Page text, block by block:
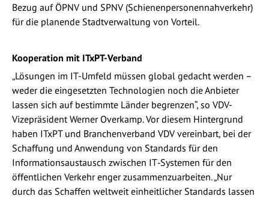
Bezug auf ÖPNV und SPNV (Schienenpersonennahverkehr)
für die planende Stadtverwaltung von Vorteil.
Kooperation mit ITxPT-Verband
„Lösungen im IT-Umfeld müssen global gedacht werden –
weder die eingesetzten Technologien noch die Anbieter
lassen sich auf bestimmte Länder begrenzen“, so VDV-
Vizepräsident Werner Overkamp. Vor diesem Hintergrund
haben ITxPT und Branchenverband VDV vereinbart, bei der
Schaffung und Anwendung von Standards für den
Informationsaustausch zwischen IT‑Systemen für den
öffentlichen Verkehr enger zusammenzuarbeiten. „Nur
durch das Schaffen weltweit einheitlicher Standards lassen